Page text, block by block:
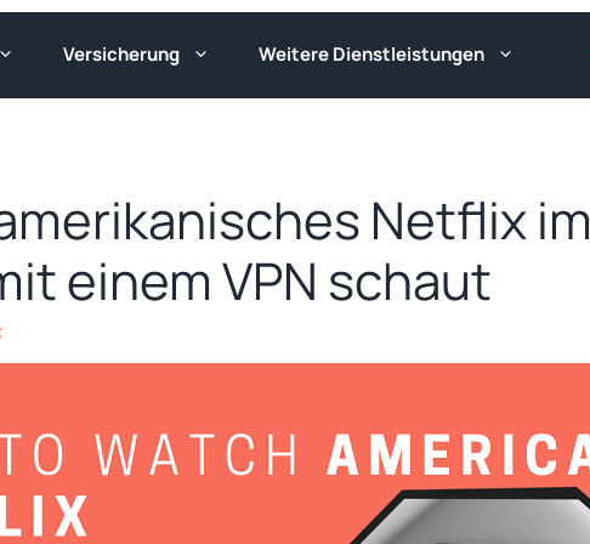
Versicherung Weitere Dienstleistungen
Netflix im
einem VPN schaut